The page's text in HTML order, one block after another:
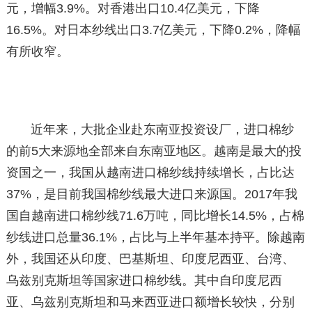
元，增幅3.9%。对香港出口10.4亿美元，下降
16.5%。对日本纱线出口3.7亿美元，下降0.2%，降幅
有所收窄。
近年来，大批企业赴东南亚投资设厂，进口棉纱
的前5大来源地全部来自东南亚地区。越南是最大的投
资国之一，我国从越南进口棉纱线持续增长，占比达
37%，是目前我国棉纱线最大进口来源国。2017年我
国自越南进口棉纱线71.6万吨，同比增长14.5%，占棉
纱线进口总量36.1%，占比与上半年基本持平。除越南
外，我国还从印度、巴基斯坦、印度尼西亚、台湾、
乌兹别克斯坦等国家进口棉纱线。其中自印度尼西
亚、乌兹别克斯坦和马来西亚进口额增长较快，分别